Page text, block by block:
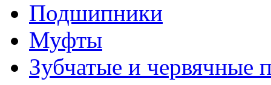
Подшипники
Муфты
Зубчатые и червячные